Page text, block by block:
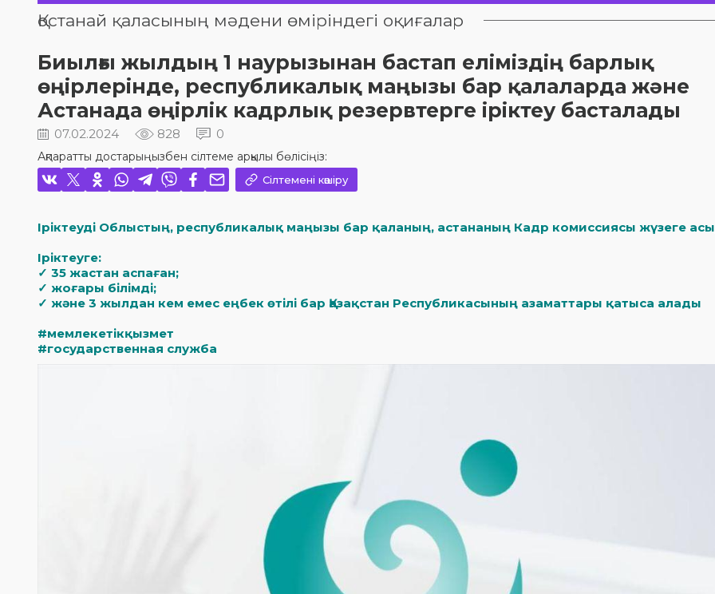
Қостанай қаласының мәдени өміріндегі оқиғалар
Биылғы жылдың 1 наурызынан бастап еліміздің барлық
өңірлерінде, республикалық маңызы бар қалаларда және
Астанада өңірлік кадрлық резервтерге іріктеу басталады
07.02.2024 828 0
Ақпаратты достарыңызбен сілтеме арқылы бөлісіңіз:
Сілтемені көшіру
Іріктеуді Облыстың, республикалық маңызы бар қаланың, астананың Кадр комиссиясы жүзеге
Іріктеуге:
✓ 35 жастан аспаған;
✓ жоғары білімді;
✓ жəне 3 жылдан кем емес еңбек өтілі бар Қазақстан Республикасының азаматтары қатыса алады
#мемлекетікқызмет
#государственная служба